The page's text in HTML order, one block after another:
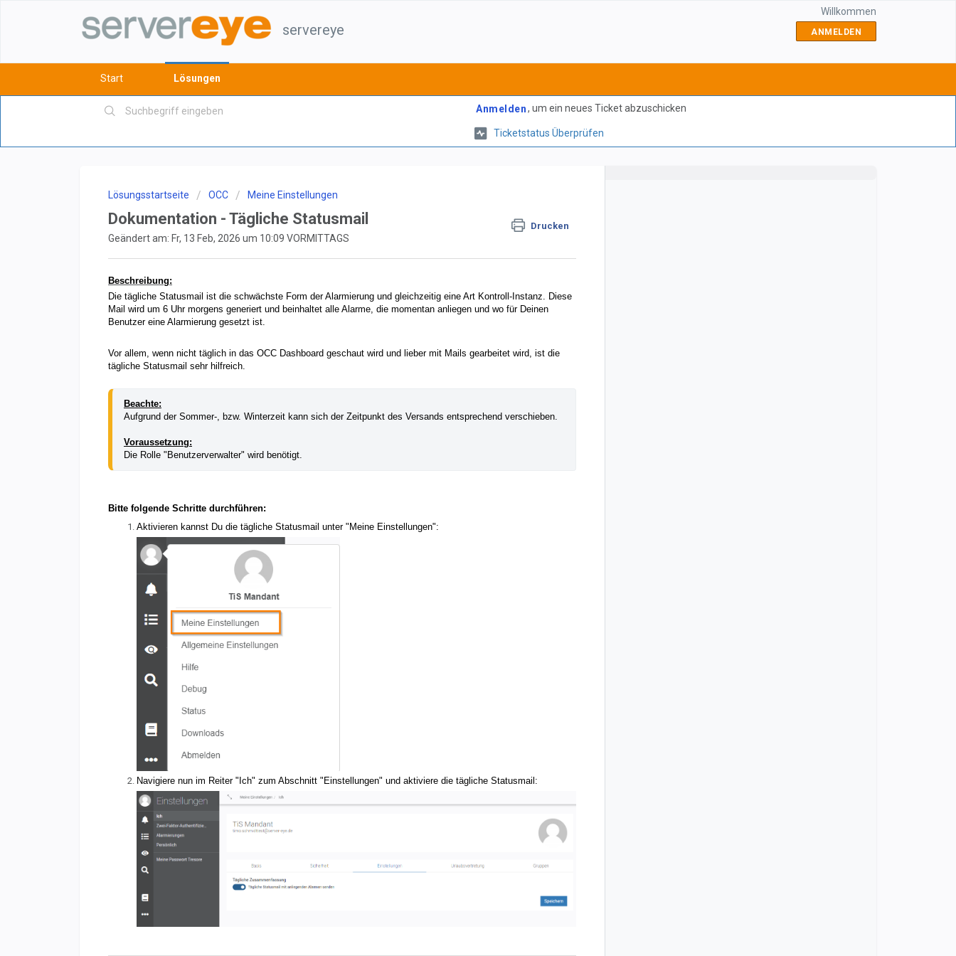
servereye
Willkommen
ANMELDEN
Start Lösungen
Anmelden, um ein neues Ticket abzuschicken
Ticketstatus Überprüfen
Lösungsstartseite OCC Meine Einstellungen
Dokumentation - Tägliche Statusmail Drucken
Geändert am: Fr, 13 Feb, 2026 um 10:09 VORMITTAGS
Beschreibung:
Die tägliche Statusmail ist die schwächste Form der Alarmierung und gleichzeitig eine Art Kontroll-Instanz. Diese
Mail wird um 6 Uhr morgens generiert und beinhaltet alle Alarme, die momentan anliegen und wo für Deinen
Benutzer eine Alarmierung gesetzt ist.
Vor allem, wenn nicht täglich in das OCC Dashboard geschaut wird und lieber mit Mails gearbeitet wird, ist die
tägliche Statusmail sehr hilfreich.
Beachte:
Aufgrund der Sommer-, bzw. Winterzeit kann sich der Zeitpunkt des Versands entsprechend verschieben.
Voraussetzung:
Die Rolle "Benutzerverwalter" wird benötigt.
Bitte folgende Schritte durchführen:
Aktivieren kannst Du die tägliche Statusmail unter "Meine Einstellungen":
Navigiere nun im Reiter "Ich" zum Abschnitt "Einstellungen" und aktiviere die tägliche Statusmail: